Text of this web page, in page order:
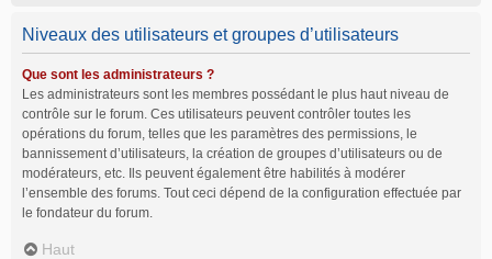
Niveaux des utilisateurs et groupes d’utilisateurs
Que sont les administrateurs ?
Les administrateurs sont les membres possédant le plus haut niveau de
contrôle sur le forum. Ces utilisateurs peuvent contrôler toutes les
opérations du forum, telles que les paramètres des permissions, le
bannissement d’utilisateurs, la création de groupes d’utilisateurs ou de
modérateurs, etc. Ils peuvent également être habilités à modérer
l’ensemble des forums. Tout ceci dépend de la configuration effectuée par
le fondateur du forum.
Haut